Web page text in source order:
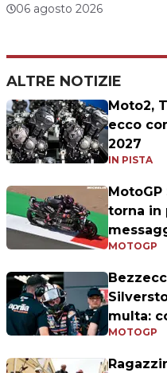
06 agosto 2026
ALTRE NOTIZIE
Moto2,
ecco
2027
IN PISTA
torna in
MOTOGP
multa:
MOTOGP